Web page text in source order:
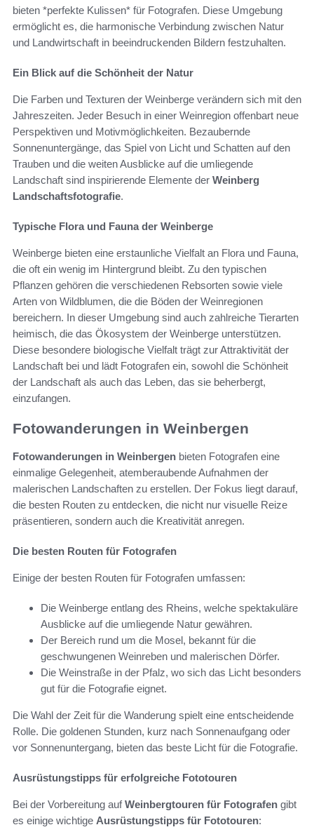
bieten *perfekte Kulissen* für Fotografen. Diese Umgebung
ermöglicht es, die harmonische Verbindung zwischen Natur
und Landwirtschaft in beeindruckenden Bildern festzuhalten.
Ein Blick auf die Schönheit der Natur
Die Farben und Texturen der Weinberge verändern sich mit den
Jahreszeiten. Jeder Besuch in einer Weinregion offenbart neue
Perspektiven und Motivmöglichkeiten. Bezaubernde
Sonnenuntergänge, das Spiel von Licht und Schatten auf den
Trauben und die weiten Ausblicke auf die umliegende
Landschaft sind inspirierende Elemente der Weinberg
Landschaftsfotografie.
Typische Flora und Fauna der Weinberge
Weinberge bieten eine erstaunliche Vielfalt an Flora und Fauna,
die oft ein wenig im Hintergrund bleibt. Zu den typischen
Pflanzen gehören die verschiedenen Rebsorten sowie viele
Arten von Wildblumen, die die Böden der Weinregionen
bereichern. In dieser Umgebung sind auch zahlreiche Tierarten
heimisch, die das Ökosystem der Weinberge unterstützen.
Diese besondere biologische Vielfalt trägt zur Attraktivität der
Landschaft bei und lädt Fotografen ein, sowohl die Schönheit
der Landschaft als auch das Leben, das sie beherbergt,
einzufangen.
Fotowanderungen in Weinbergen
Fotowanderungen in Weinbergen bieten Fotografen eine
einmalige Gelegenheit, atemberaubende Aufnahmen der
malerischen Landschaften zu erstellen. Der Fokus liegt darauf,
die besten Routen zu entdecken, die nicht nur visuelle Reize
präsentieren, sondern auch die Kreativität anregen.
Die besten Routen für Fotografen
Einige der besten Routen für Fotografen umfassen:
Die Weinberge entlang des Rheins, welche spektakuläre
Ausblicke auf die umliegende Natur gewähren.
Der Bereich rund um die Mosel, bekannt für die
geschwungenen Weinreben und malerischen Dörfer.
Die Weinstraße in der Pfalz, wo sich das Licht besonders
gut für die Fotografie eignet.
Die Wahl der Zeit für die Wanderung spielt eine entscheidende
Rolle. Die goldenen Stunden, kurz nach Sonnenaufgang oder
vor Sonnenuntergang, bieten das beste Licht für die Fotografie.
Ausrüstungstipps für erfolgreiche Fototouren
Bei der Vorbereitung aufWeinbergtouren für Fotografen gibt
es einige wichtige Ausrüstungstipps für Fototouren: